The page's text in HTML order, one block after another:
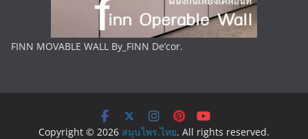
FINN MOVABLE WALL By_FINN De’cor.
Copyright © 2026 สมุนไพร.ไทย. All rights reserved.